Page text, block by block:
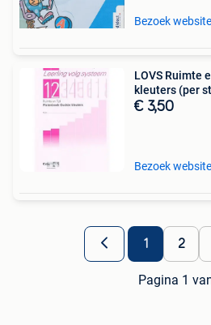
Bezoek website
LOVS Ruimte
kleuters (per
€ 3,50
Bezoek website
1 2
Pagina 1